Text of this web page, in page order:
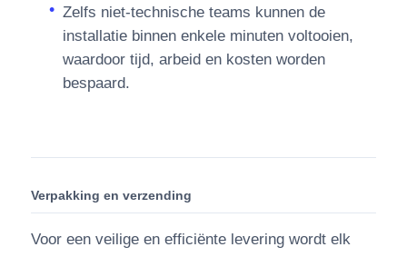
Zelfs niet-technische teams kunnen de
installatie binnen enkele minuten voltooien,
waardoor tijd, arbeid en kosten worden
bespaard.
Verpakking en verzending
Voor een veilige en efficiënte levering wordt elk